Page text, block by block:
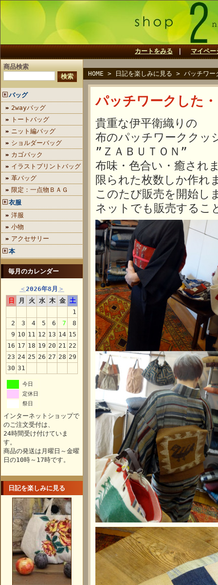
カートをみる マイペー
商品検索
バッグ
2wayバッグ
トートバッグ
ニット編バッグ
ショルダーバッグ
カゴバック
イラストプリントバッグ
革バッグ
限定：一点物ＢＡＧ
衣服
洋服
小物
アクセサリー
本
毎月のカレンダー
＜ 2026年8月 ＞
日
月 火 水 木 金 土
1
2
3 4 5 6 7
8
9 10 11 12 13 14 15
16 17 18 19 20 21 22
23 24 25 26 27 28 29
30 31
今日
定休日
祭日
インターネットショップで
のご注文受付は、
24時間受け付けていま
す。
商品の発送は月曜日～金曜
日の10時～17時です。
日記を楽しみに見る
HOME > 日記を楽しみに見る > パッチワー
パッチワークした
貴重な伊平衛織りの
布のパッチワーククッ
”ＺＡＢＵＴＯＮ”
布味・色合い・癒され
限られた枚数しか作れ
このたび販売を開始し
ネットでも販売するこ